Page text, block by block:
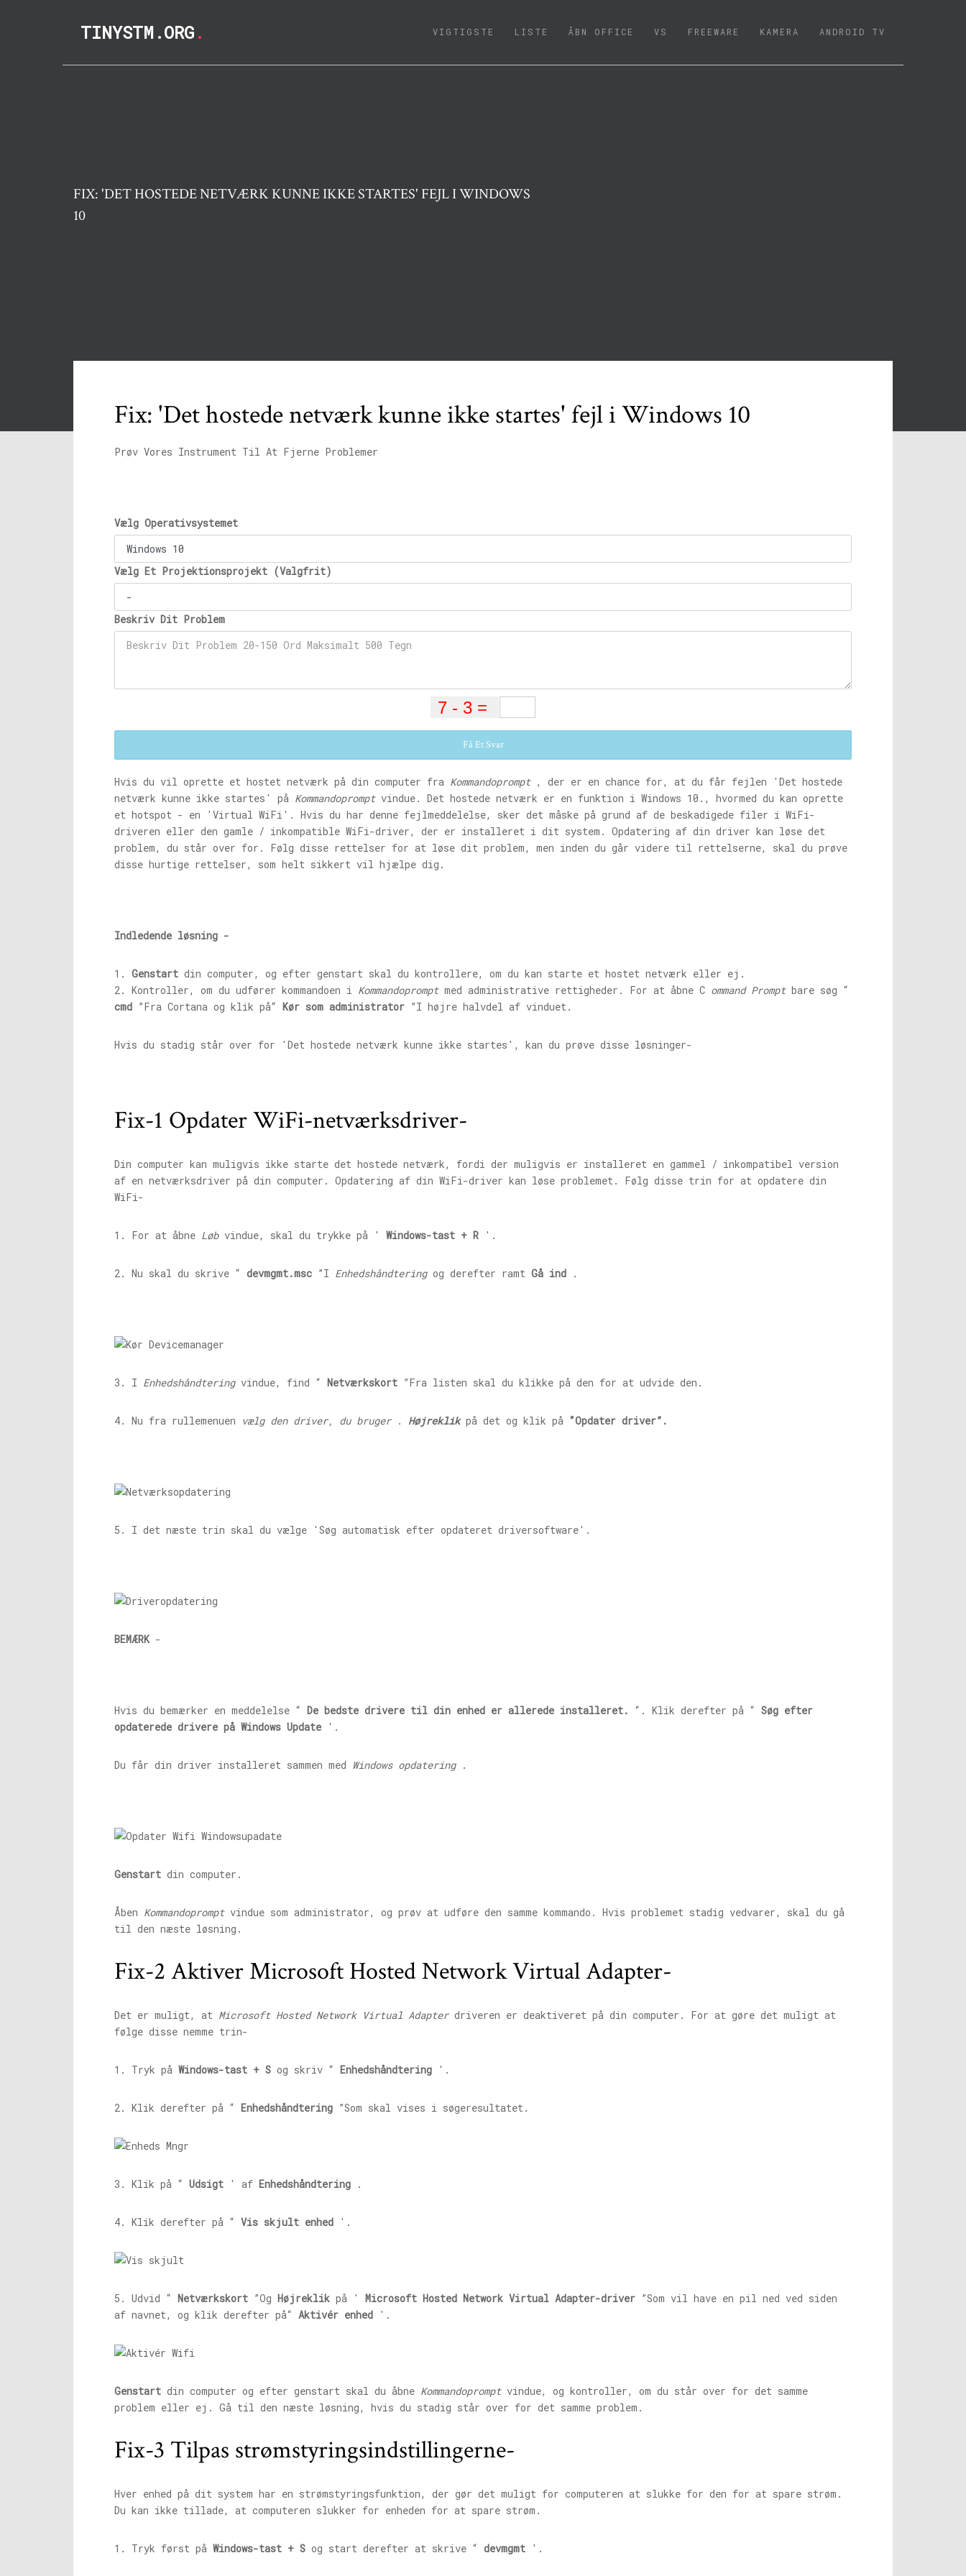
TINYSTM.ORG. VIGTIGSTE (CURRENT)
LISTE ÅBN OFFICE VS FREEWARE KAMERA ANDROID TV
FIX: 'DET HOSTEDE NETVÆRK KUNNE IKKE STARTES' FEJL I WINDOWS
10
Fix: 'Det hostede netværk kunne ikke startes' fejl i Windows 10
Prøv Vores Instrument Til At Fjerne Problemer
Vælg Operativsystemet
Vælg Et Projektionsprojekt (Valgfrit)
Beskriv Dit Problem
Få Et Svar
Hvis du vil oprette et hostet netværk på din computer fra Kommandoprompt, der er en chance for, at du får fejlen 'Det hostede
netværk kunne ikke startes' på Kommandopromptvindue. Det hostede netværk er en funktion i Windows 10., hvormed du kan oprette
et hotspot - en 'Virtual WiFi'. Hvis du har denne fejlmeddelelse, sker det måske på grund af de beskadigede filer i WiFi-
driveren eller den gamle / inkompatible WiFi-driver, der er installeret i dit system. Opdatering af din driver kan løse det
problem, du står over for. Følg disse rettelser for at løse dit problem, men inden du går videre til rettelserne, skal du prøve
disse hurtige rettelser, som helt sikkert vil hjælpe dig.
Indledende løsning -
1. Genstart din computer, og efter genstart skal du kontrollere, om du kan starte et hostet netværk eller ej.
2. Kontroller, om du udfører kommandoen i Kommandopromptmed administrative rettigheder. For at åbne C ommand Promptbare søg “
cmd ”Fra Cortana og klik på“ Kør som administrator ”I højre halvdel af vinduet.
Hvis du stadig står over for 'Det hostede netværk kunne ikke startes', kan du prøve disse løsninger-
Fix-1 Opdater WiFi-netværksdriver-
Din computer kan muligvis ikke starte det hostede netværk, fordi der muligvis er installeret en gammel / inkompatibel version
af en netværksdriver på din computer. Opdatering af din WiFi-driver kan løse problemet. Følg disse trin for at opdatere din
WiFi-
1. For at åbne Løbvindue, skal du trykke på ' Windows-tast + R '.
2. Nu skal du skrive “ devmgmt.msc ”I Enhedshåndteringog derefter ramt Gå ind .
3. I Enhedshåndteringvindue, find “ Netværkskort ”Fra listen skal du klikke på den for at udvide den.
4. Nu fra rullemenuen vælg den driver, du bruger. Højreklik på det og klik på “Opdater driver”.
5. I det næste trin skal du vælge 'Søg automatisk efter opdateret driversoftware'.
BEMÆRK-
Hvis du bemærker en meddelelse “ De bedste drivere til din enhed er allerede installeret. “. Klik derefter på “ Søg efter
opdaterede drivere på Windows Update '.
Du får din driver installeret sammen med Windows opdatering.
Genstart din computer.
Åben Kommandopromptvindue som administrator, og prøv at udføre den samme kommando. Hvis problemet stadig vedvarer, skal du gå
til den næste løsning.
Fix-2 Aktiver Microsoft Hosted Network Virtual Adapter-
Det er muligt, at Microsoft Hosted Network Virtual Adapterdriveren er deaktiveret på din computer. For at gøre det muligt at
følge disse nemme trin-
1. Tryk på Windows-tast + S og skriv “ Enhedshåndtering '.
2. Klik derefter på “ Enhedshåndtering ”Som skal vises i søgeresultatet.
3. Klik på “ Udsigt ' af Enhedshåndtering .
4. Klik derefter på “ Vis skjult enhed '.
5. Udvid “ Netværkskort ”Og Højreklik på ' Microsoft Hosted Network Virtual Adapter-driver ”Som vil have en pil ned ved siden
af ​​navnet, og klik derefter på“ Aktivér enhed '.
Genstart din computer og efter genstart skal du åbne Kommandopromptvindue, og kontroller, om du står over for det samme
problem eller ej. Gå til den næste løsning, hvis du stadig står over for det samme problem.
Fix-3 Tilpas strømstyringsindstillingerne-
Hver enhed på dit system har en strømstyringsfunktion, der gør det muligt for computeren at slukke for den for at spare strøm.
Du kan ikke tillade, at computeren slukker for enheden for at spare strøm.
1. Tryk først på Windows-tast + S og start derefter at skrive “ devmgmt '.